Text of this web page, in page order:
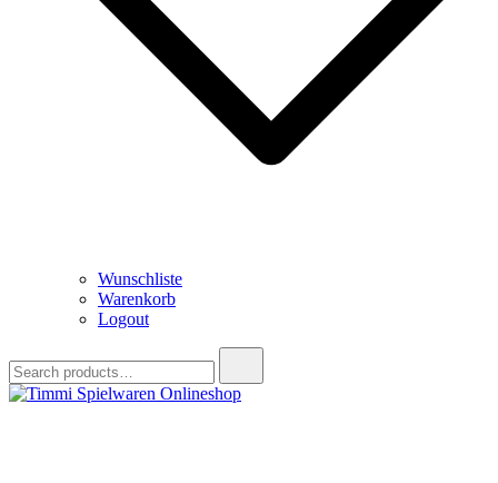
Wunschliste
Warenkorb
Logout
for: